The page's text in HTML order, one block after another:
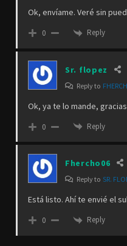
Ok, envíame. Veré sin
0 Reply
Sr. flopez
Reply to
Ok, ya te lo mande,
0 Reply
Fhercho06
Reply to SR.
Está listo. Ahí te envié el
0 Reply